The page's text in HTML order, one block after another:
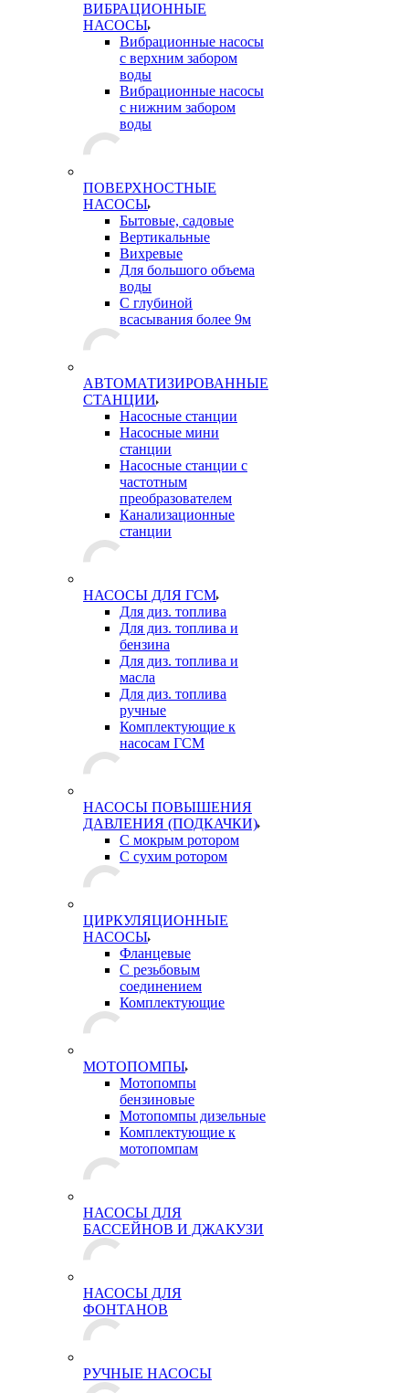
ВИБРАЦИОННЫЕ
НАСОСЫ
Вибрационные насосы
с верхним забором
воды
Вибрационные насосы
с нижним забором
воды
ПОВЕРХНОСТНЫЕ
НАСОСЫ
Бытовые, садовые
Вертикальные
Вихревые
Для большого объема
воды
С глубиной
всасывания более 9м
АВТОМАТИЗИРОВАННЫЕ
СТАНЦИИ
Насосные станции
Насосные мини
станции
Насосные станции с
частотным
преобразователем
Канализационные
станции
НАСОСЫ ДЛЯ ГСМ
Для диз. топлива
Для диз. топлива и
бензина
Для диз. топлива и
масла
Для диз. топлива
ручные
Комплектующие к
насосам ГСМ
НАСОСЫ ПОВЫШЕНИЯ
ДАВЛЕНИЯ (ПОДКАЧКИ)
С мокрым ротором
С сухим ротором
ЦИРКУЛЯЦИОННЫЕ
НАСОСЫ
Фланцевые
С резьбовым
соединением
Комплектующие
МОТОПОМПЫ
Мотопомпы
бензиновые
Мотопомпы дизельные
Комплектующие к
мотопомпам
НАСОСЫ ДЛЯ
БАССЕЙНОВ И ДЖАКУЗИ
НАСОСЫ ДЛЯ
ФОНТАНОВ
РУЧНЫЕ НАСОСЫ